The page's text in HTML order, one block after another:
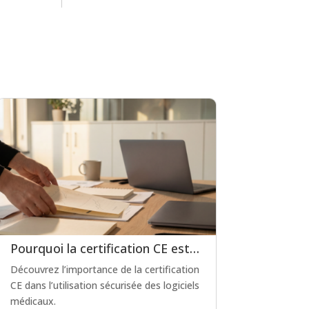
Pourquoi la certification CE est-elle indispensable pour les logiciels de prescription médicamenteuse ?
Découvrez l’importance de la certification
CE dans l’utilisation sécurisée des logiciels
médicaux.